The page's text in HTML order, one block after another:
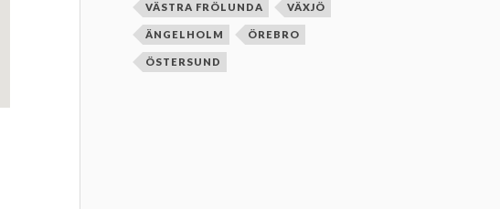
VÄSTRA FRÖLUNDA VÄXJÖ
ÄNGELHOLM ÖREBRO
ÖSTERSUND